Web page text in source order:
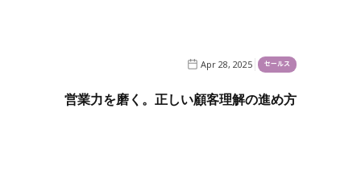
Apr 28, 2025 セールス
営業力を磨く。正しい顧客理解の進め方